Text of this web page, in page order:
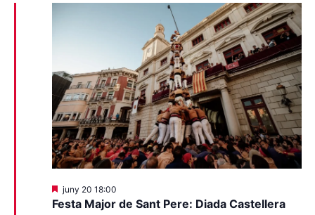
Festa Major de Sant Pere: Diada Castellera
Destacats
juny 20 18:00